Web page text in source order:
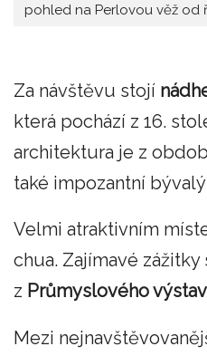
pohled na Perlovou věž od
Za návštěvu stojí
která pochází z 16.
architektura je z
také impozantní
Velmi atraktivním
chua. Zajímavé
z Průmyslového
Mezi